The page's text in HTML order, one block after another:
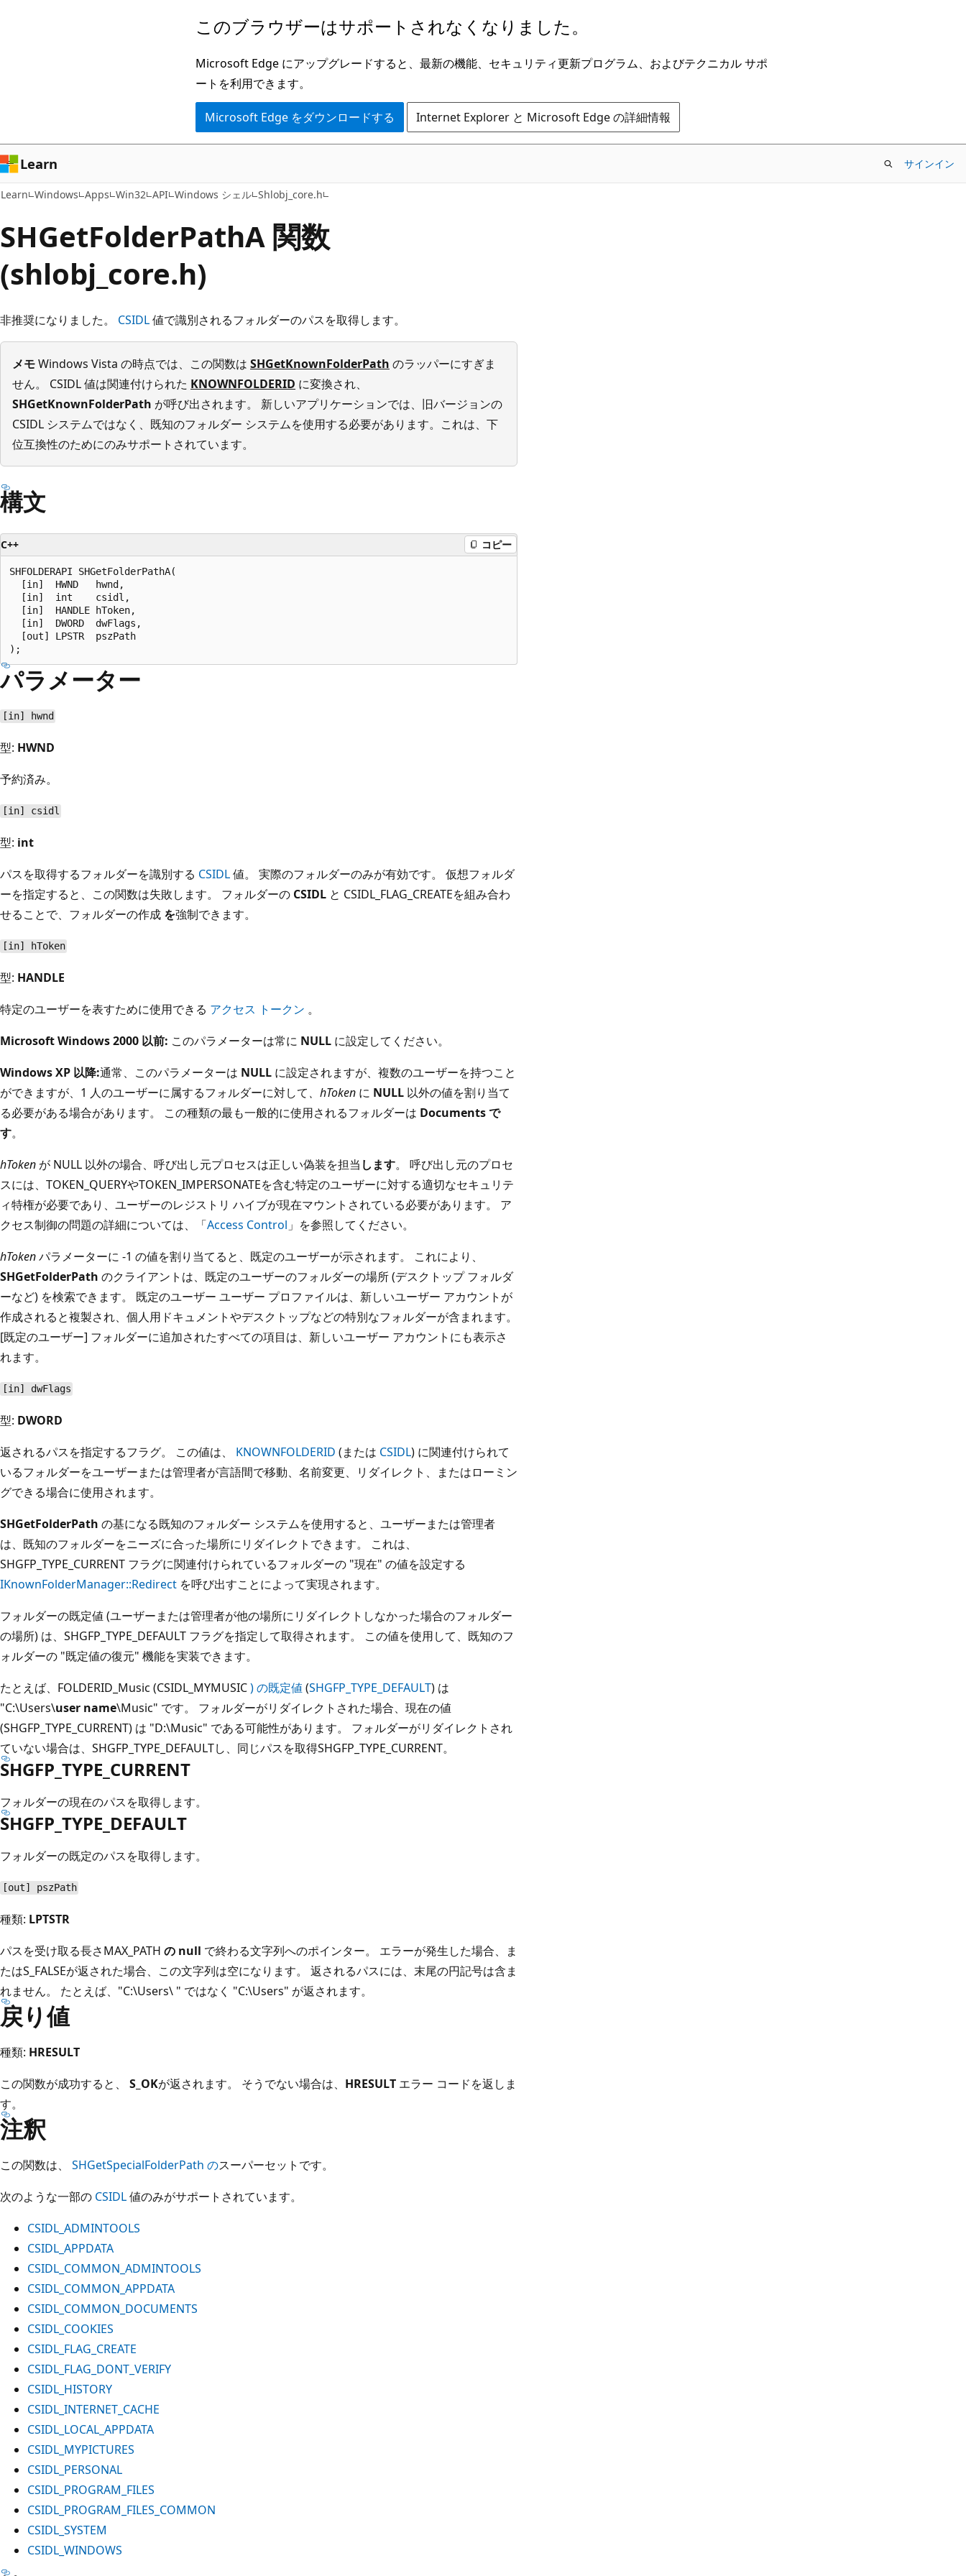
ン
ツ
に
ス
ッ
このブラウザーはサポートされなくなりました。
Microsoft Edge にアップグレードすると、最新の機能、セキュリティ更新プログラム、およびテクニカル サポ
ートを利用できます。
Microsoft Edge をダウンロードする Internet Explorer と Microsoft Edge の詳細情報
Learn サインイン
Learn Windows Apps Win32 API Windows シェル Shlobj_core.h
SHGetFolderPathA 関数
(shlobj_core.h)
非推奨になりました。 CSIDL値で識別されるフォルダーのパスを取得します。
メモWindows Vista の時点では、この関数は SHGetKnownFolderPath のラッパーにすぎま
せん。 CSIDL 値は関連付けられた KNOWNFOLDERID に変換され、
SHGetKnownFolderPath が呼び出されます。 新しいアプリケーションでは、旧バージョンの
CSIDL システムではなく、既知のフォルダー システムを使用する必要があります。これは、下
位互換性のためにのみサポートされています。
構文
C++ コピー
SHFOLDERAPI SHGetFolderPathA(
  [in]  HWND   hwnd,
  [in]  int    csidl,
  [in]  HANDLE hToken,
  [in]  DWORD  dwFlags,
  [out] LPSTR  pszPath
パラメーター
[in] hwnd
型: HWND
予約済み。
[in] csidl
型: int
パスを取得するフォルダーを識別する CSIDL値。 実際のフォルダーのみが有効です。 仮想フォルダ
ーを指定すると、この関数は失敗します。 フォルダーの CSIDL と CSIDL_FLAG_CREATEを組み合わ
せることで、フォルダーの作成 を強制できます。
[in] hToken
型: HANDLE
特定のユーザーを表すために使用できる アクセス トークン 。
Microsoft Windows 2000 以前: このパラメーターは常に NULL に設定してください。
Windows XP 以降:通常、このパラメーターは NULL に設定されますが、複数のユーザーを持つこと
ができますが、1 人のユーザーに属するフォルダーに対して、hToken に NULL 以外の値を割り当て
る必要がある場合があります。 この種類の最も一般的に使用されるフォルダーは Documents で
す。
hToken が NULL 以外の場合、呼び出し元プロセスは正しい偽装を担当 します。 呼び出し元のプロセ
スには、TOKEN_QUERYやTOKEN_IMPERSONATEを含む特定のユーザーに対する適切なセキュリテ
ィ特権が必要であり、ユーザーのレジストリ ハイブが現在マウントされている必要があります。 ア
クセス制御の問題の詳細については、「Access Control 」を参照してください。
hTokenパラメーターに -1 の値を割り当てると、既定のユーザーが示されます。 これにより、
SHGetFolderPath のクライアントは、既定のユーザーのフォルダーの場所 (デスクトップ フォルダ
ーなど) を検索できます。 既定のユーザー ユーザー プロファイルは、新しいユーザー アカウントが
作成されると複製され、個人用ドキュメントやデスクトップなどの特別なフォルダーが含まれます。
[既定のユーザー] フォルダーに追加されたすべての項目は、新しいユーザー アカウントにも表示さ
れます。
[in] dwFlags
型: DWORD
返されるパスを指定するフラグ。 この値は、 KNOWNFOLDERID (または CSIDL) に関連付けられて
いるフォルダーをユーザーまたは管理者が言語間で移動、名前変更、リダイレクト、またはローミン
グできる場合に使用されます。
SHGetFolderPath の基になる既知のフォルダー システムを使用すると、ユーザーまたは管理者
は、既知のフォルダーをニーズに合った場所にリダイレクトできます。 これは、
SHGFP_TYPE_CURRENT フラグに関連付けられているフォルダーの "現在" の値を設定する
IKnownFolderManager::Redirect を呼び出すことによって実現されます。
フォルダーの既定値 (ユーザーまたは管理者が他の場所にリダイレクトしなかった場合のフォルダー
の場所) は、SHGFP_TYPE_DEFAULT フラグを指定して取得されます。 この値を使用して、既知のフ
ォルダーの "既定値の復元" 機能を実装できます。
たとえば、FOLDERID_Music (CSIDL_MYMUSIC) の既定値 (SHGFP_TYPE_DEFAULT) は
"C:\Users\user name\Music" です。 フォルダーがリダイレクトされた場合、現在の値
(SHGFP_TYPE_CURRENT) は "D:\Music" である可能性があります。 フォルダーがリダイレクトされ
ていない場合は、SHGFP_TYPE_DEFAULTし、同じパスを取得SHGFP_TYPE_CURRENT。
SHGFP_TYPE_CURRENT
フォルダーの現在のパスを取得します。
SHGFP_TYPE_DEFAULT
フォルダーの既定のパスを取得します。
[out] pszPath
種類: LPTSTR
パスを受け取る長さMAX_PATH の null で終わる文字列へのポインター。 エラーが発生した場合、ま
たはS_FALSEが返された場合、この文字列は空になります。 返されるパスには、末尾の円記号は含ま
れません。 たとえば、"C:\Users\ " ではなく "C:\Users" が返されます。
戻り値
種類: HRESULT
この関数が成功すると、 S_OKが返されます。 そうでない場合は、 HRESULT エラー コードを返しま
す。
注釈
この関数は、 SHGetSpecialFolderPath のスーパーセットです。
次のような一部の CSIDL値のみがサポートされています。
CSIDL_ADMINTOOLS
CSIDL_APPDATA
CSIDL_COMMON_ADMINTOOLS
CSIDL_COMMON_APPDATA
CSIDL_COMMON_DOCUMENTS
CSIDL_COOKIES
CSIDL_FLAG_CREATE
CSIDL_FLAG_DONT_VERIFY
CSIDL_HISTORY
CSIDL_INTERNET_CACHE
CSIDL_LOCAL_APPDATA
CSIDL_MYPICTURES
CSIDL_PERSONAL
CSIDL_PROGRAM_FILES
CSIDL_PROGRAM_FILES_COMMON
CSIDL_SYSTEM
CSIDL_WINDOWS